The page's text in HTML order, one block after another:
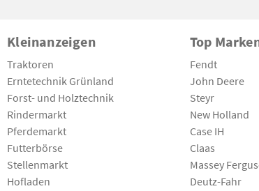
Kleinanzeigen
Traktoren
Erntetechnik Grünland
Forst- und Holztechnik
Rindermarkt
Pferdemarkt
Futterbörse
Stellenmarkt
Hofladen
Top
Fendt
John Deere
Steyr
New Holland
Case IH
Claas
Massey
Deutz-Fahr